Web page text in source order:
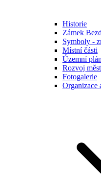
Historie
Zámek
Symboly -
Místní části
Územní plán
Rozvoj
Fotogalerie
Organizace